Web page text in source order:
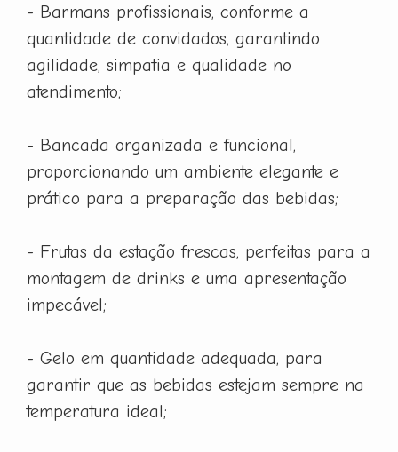
- Barmans profissionais, conforme a
quantidade de convidados, garantindo
agilidade, simpatia e qualidade no
atendimento;
- Bancada organizada e funcional,
proporcionando um ambiente elegante e
prático para a preparação das bebidas;
- Frutas da estação frescas, perfeitas para a
montagem de drinks e uma apresentação
impecável;
- Gelo em quantidade adequada, para
garantir que as bebidas estejam sempre na
temperatura ideal;